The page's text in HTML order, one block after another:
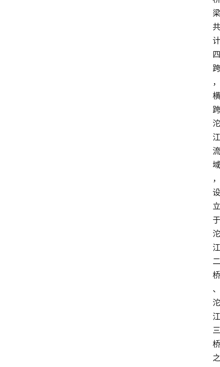
梁
共
计
四
跨
，
横
跨
沱
江
流
域
，
设
立
于
沱
江
二
桥
、
沱
江
三
桥
之